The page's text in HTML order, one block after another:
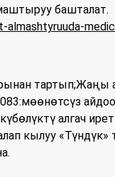
башталат.
тартып;Жаңы
алгач ирет
кылуу «Түндүк»